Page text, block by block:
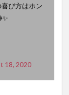
び方はホン
18, 2020